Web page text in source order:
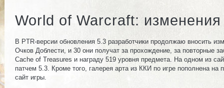
World of Warcraft:
В PTR-версии обновления 5.3 разработчики продолжаю вносить
Очков Доблести, и 30 они получат за прохождение, за повторные
Cache of Treasures и награду 519 уровня предмета. На одном из
патчем 5.3. Кроме того, галерея арта из ККИ по игре пополнена
сайт игры.